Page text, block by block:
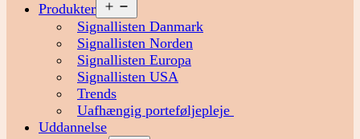
Produkter
menu
Signallisten Danmark
Signallisten Norden
Signallisten Europa
Signallisten USA
Trends
Uafhængig porteføljepleje
Uddannelse